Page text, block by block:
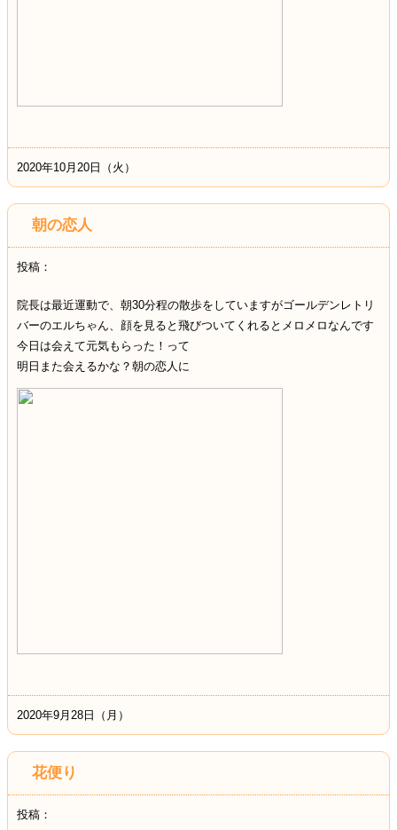
2020年10月20日（火）
朝の恋人
投稿：
院長は最近運動で、朝30分程の散歩をしていますがゴールデンレトリ
バーのエルちゃん、顔を見ると飛びついてくれるとメロメロなんです
今日は会えて元気もらった！って
明日また会えるかな？朝の恋人に
2020年9月28日（月）
花便り
投稿：